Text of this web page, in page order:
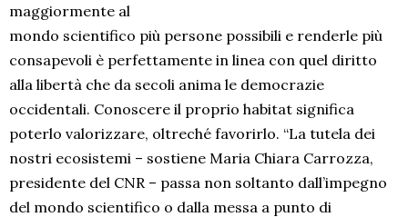
maggiormente al
mondo scientifico più persone possibili e renderle più
consapevoli è perfettamente in linea con quel diritto
alla libertà che da secoli anima le democrazie
occidentali. Conoscere il proprio habitat significa
poterlo valorizzare, oltreché favorirlo. “La tutela dei
nostri ecosistemi – sostiene Maria Chiara Carrozza,
presidente del CNR – passa non soltanto dall’impegno
del mondo scientifico o dalla messa a punto di